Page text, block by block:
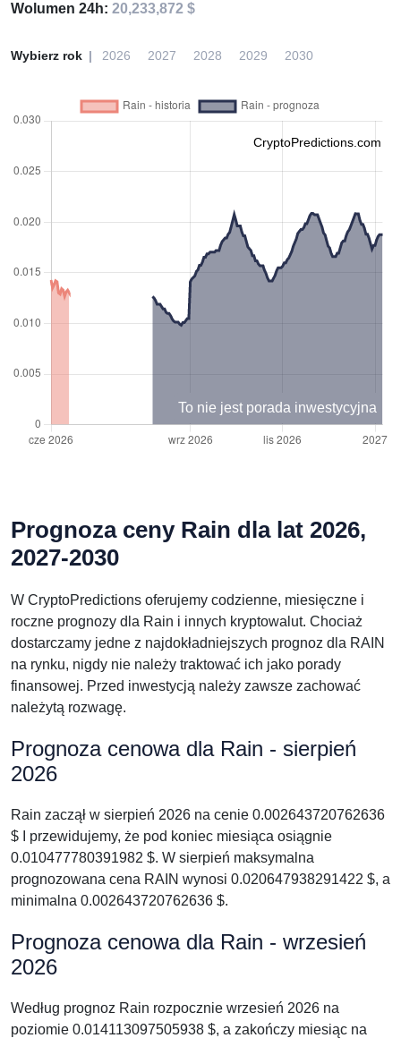
Wolumen 24h: 20,233,872 $
Wybierz rok 2026 2027 2028 2029 2030
CryptoPredictions.com
To nie jest porada inwestycyjna
Prognoza ceny Rain dla lat 2026,
2027-2030
W CryptoPredictions oferujemy codzienne, miesięczne i
roczne prognozy dla Rain i innych kryptowalut. Chociaż
dostarczamy jedne z najdokładniejszych prognoz dla RAIN
na rynku, nigdy nie należy traktować ich jako porady
finansowej. Przed inwestycją należy zawsze zachować
należytą rozwagę.
Prognoza cenowa dla Rain - sierpień
2026
Rain zaczął w sierpień 2026 na cenie 0.002643720762636
$ I przewidujemy, że pod koniec miesiąca osiągnie
0.010477780391982 $. W sierpień maksymalna
prognozowana cena RAIN wynosi 0.020647938291422 $, a
minimalna 0.002643720762636 $.
Prognoza cenowa dla Rain - wrzesień
2026
Według prognoz Rain rozpocznie wrzesień 2026 na
poziomie 0.014113097505938 $, a zakończy miesiąc na